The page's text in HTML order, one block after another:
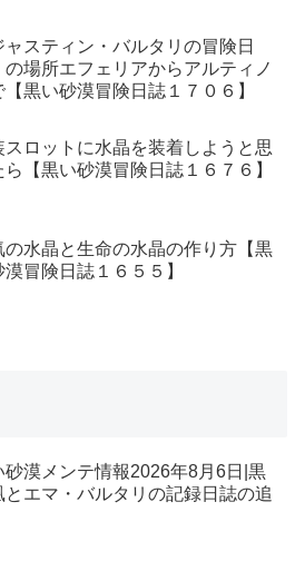
ャスティン・バルタリの冒険日
の場所エフェリアからアルティノ
【黒い砂漠冒険日誌１７０６】
スロットに水晶を装着しようと思
ら【黒い砂漠冒険日誌１６７６】
の水晶と生命の水晶の作り方【黒
漠冒険日誌１６５５】
砂漠メンテ情報2026年8月6日|黒
とエマ・バルタリの記録日誌の追